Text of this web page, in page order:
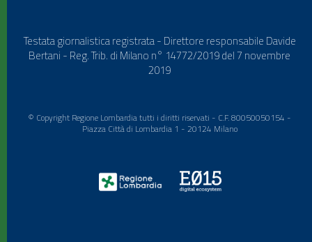
Testata giornalistica registrata - Direttore responsabile Davide
Bertani - Reg. Trib. di Milano n° 14772/2019 del 7 novembre
2019
© Copyright Regione Lombardia tutti i diritti riservati - C.F. 80050050154 -
Piazza Città di Lombardia 1 - 20124 Milano